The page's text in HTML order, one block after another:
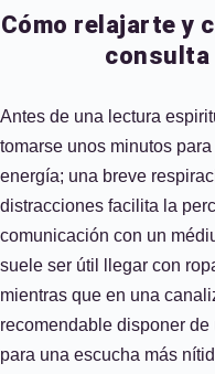
Cómo relajarte y
consulta
Antes de una lectura
tomarse unos minutos
energía; una breve
distracciones facilita la
comunicación con un
suele ser útil llegar con
mientras que en una
recomendable disponer
para una escucha más